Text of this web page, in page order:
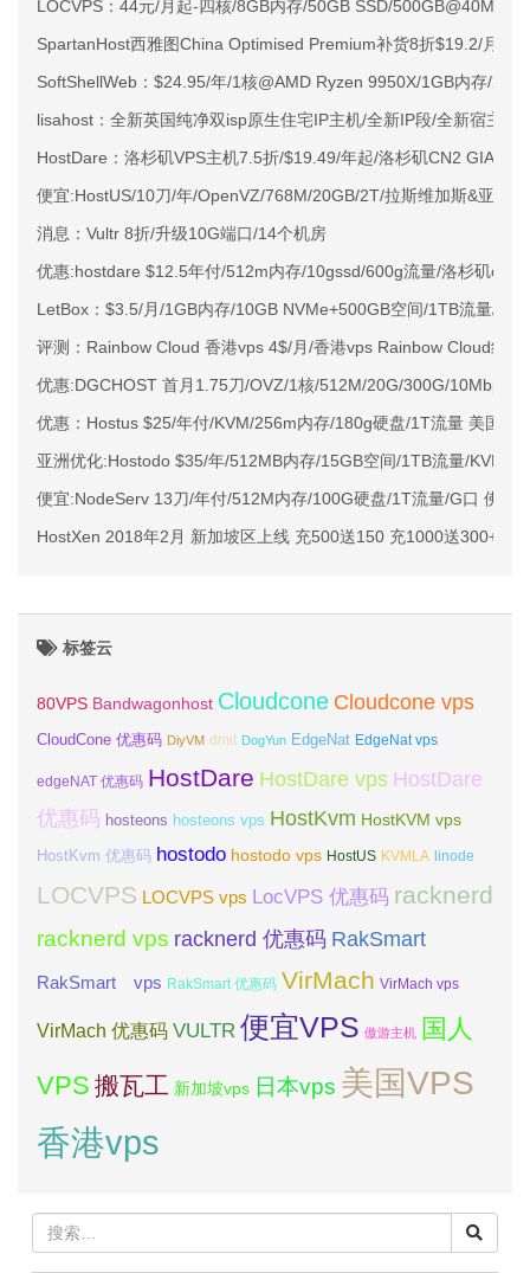
LOCVPS：44元/月起-四核/8GB内存/50GB SSD/
SpartanHost西雅图China Optimised Premium补货8折$19.2/月起
SoftShellWeb：$24.95/年/1核@AMD Ryzen 9950X/1GB内存/
lisahost：全新英国纯净双isp原生住宅IP主机/全新IP段/全新宿主机
HostDare：洛杉矶VPS主机7.5折/$19.49/年起/洛杉矶CN2 GIA/日
便宜:HostUS/10刀/年/OpenVZ/768M/20GB/2T/拉斯维加斯&亚特
消息：Vultr 8折/升级10G端口/14个机房
优惠:hostdare $12.5年付/512m内存/10gssd/600g流量/洛杉矶ovz/
LetBox：$3.5/月/1GB内存/10GB NVMe+500GB空间/1TB流量/
评测：Rainbow Cloud 香港vps 4$/月/香港vps Rainbow Cloud线路
优惠:DGCHOST 首月1.75刀/OVZ/1核/512M/20G/300G/10Mbps
优惠：Hostus $25/年付/KVM/256m内存/180g硬盘/1T流量 美国 亚
亚洲优化:Hostodo $35/年/512MB内存/15GB空间/1TB流量/KVM/洛
便宜:NodeServ 13刀/年付/512M内存/100G硬盘/1T流量/G口 佛罗
HostXen 2018年2月 新加坡区上线 充500送150 充1000送300+新
标签云
80VPS Bandwagonhost Cloudcone Cloudcone vps
CloudCone 优惠码 DiyVM dmit DogYun EdgeNat EdgeNat vps
edgeNAT 优惠码 HostDare HostDare vps HostDare
优惠码 hosteons hosteons vps HostKvm HostKVM vps
HostKvm 优惠码 hostodo hostodo vps HostUS KVMLA linode
LOCVPS LOCVPS vps LocVPS 优惠码 racknerd
racknerd vps racknerd 优惠码 RakSmart
RakSmart vps RakSmart 优惠码 VirMach VirMach vps
VirMach 优惠码 VULTR 便宜VPS 傲游主机 国人
VPS 搬瓦工 新加坡vps 日本vps 美国VPS
香港vps